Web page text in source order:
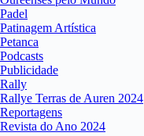
Padel
Patinagem Artística
Petanca
Podcasts
Publicidade
Rally
Rallye Terras de Auren 2024
Reportagens
Revista do Ano 2024